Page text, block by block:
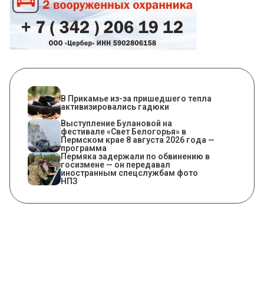
​В Прикамье из-за пришедшего тепла
активизировались гадюки
Выступление Булановой на
фестивале «Свет Белогорья» в
Пермском крае 8 августа 2026 года —
программа
Пермяка задержали по обвинению в
госизмене — он передавал
иностранным спецслужбам фото
НПЗ